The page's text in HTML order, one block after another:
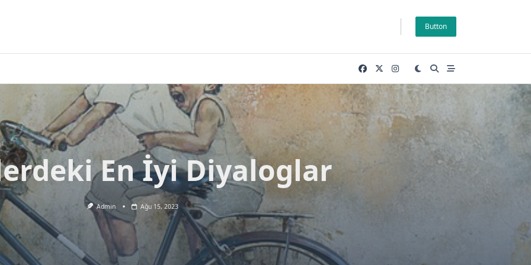
Button
En İyi Diyaloglar
Admin Ağu 15, 2023